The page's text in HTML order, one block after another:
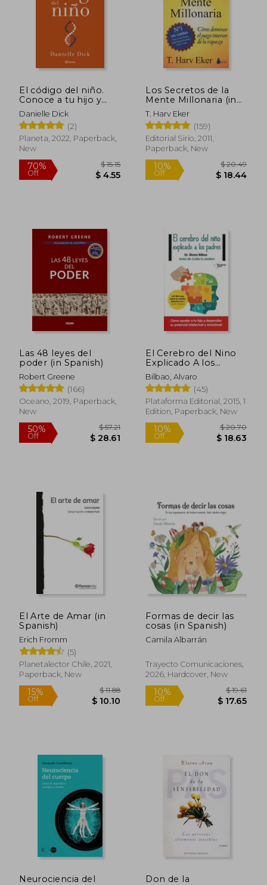
50%
Off
El código del niño.
Conoce a tu hijo y
descrubre su talento
oculto (in Spanish)
Danielle Dick
(2)
Planeta, 2022, Paperback,
New
Off $ 4.55
Los Secretos de la
Mente Millonaria (in
Spanish)
T. Harv Eker
(159)
Editorial Sirio, 2011,
Paperback, New
10%
Off
Las 48 leyes del
poder (in Spanish)
Robert Greene
(166)
Oceano, 2019, Paperback,
New
50%
Off
El Cerebro del Nino
Explicado A los
Padres (in Spanish)
Bilbao, Alvaro
(45)
Plataforma Editorial, 2015, 1
Edition, Paperback, New
10%
Off
El Arte de Amar (in
Spanish)
Erich Fromm
(5)
Planetalector Chile, 2021,
Paperback, New
Formas de decir las
cosas (in Spanish)
Camila Albarrán
Trayecto Comunicaciones,
2026, Hardcover, New
Neurociencia del
Don de la